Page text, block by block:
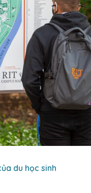
du học sinh